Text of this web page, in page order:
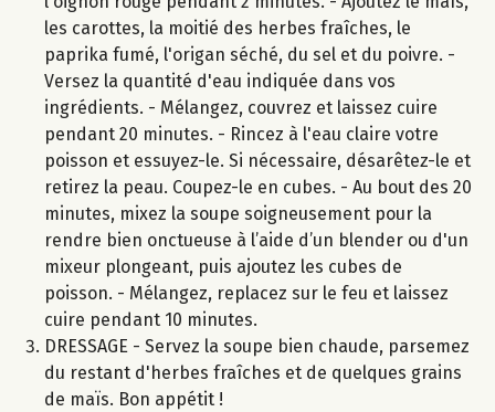
les carottes, la moitié des herbes fraîches, le
paprika fumé, l'origan séché, du sel et du poivre. -
Versez la quantité d'eau indiquée dans vos
ingrédients. - Mélangez, couvrez et laissez cuire
pendant 20 minutes. - Rincez à l'eau claire votre
poisson et essuyez-le. Si nécessaire, désarêtez-le et
retirez la peau. Coupez-le en cubes. - Au bout des 20
minutes, mixez la soupe soigneusement pour la
rendre bien onctueuse à l’aide d’un blender ou d'un
mixeur plongeant, puis ajoutez les cubes de
poisson. - Mélangez, replacez sur le feu et laissez
cuire pendant 10 minutes.
DRESSAGE - Servez la soupe bien chaude, parsemez
du restant d'herbes fraîches et de quelques grains
de maïs. Bon appétit !